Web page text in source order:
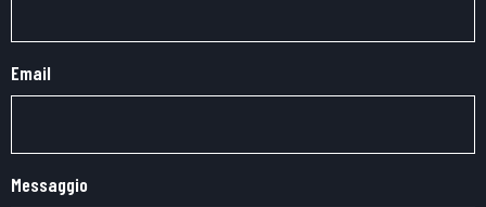
Email
Messaggio